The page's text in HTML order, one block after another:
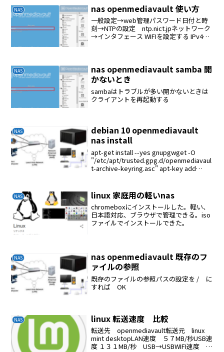
読み書きrootで読み書きしようとした場
合は共有フォルダ...
NAS nas openmediavault 使い方
一般設定→web管理パスワード日付と時
刻→NTPの設定 ntp.nict.jpネットワーク
→インタフェース WIFIを設定する IPv4メ
NAS
nas openmediavault samba 開
かないとき
sambaはトラブルが多い開かないときは
クライアントを再起動する
NAS
debian 10 openmediavault
nas install
apt-get install --yes gnupgwget -O
"/etc/apt/trusted.gpg.d/openmediavaul
t-archive-keyring.asc" apt-key add
NAS linux 家庭用の軽いnas
chromeboxにインストールした。軽い、
日本語対応、ブラウザで管理できる。iso
ファイルでインストールできた。
NAS
nas openmediavault 既存のフ
ァイルの参照
既存のファイルの参照パスの設定を / に
すれば OK
NAS linux 転送速度 比較
転送先 openmediavault転送元 linux
mint desktopLAN速度 ５７MB/秒USB速
度 １３１MB/秒 USB→USBWIFI速度 ３